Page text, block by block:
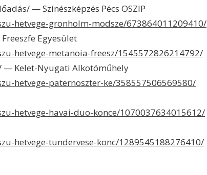
— Színészképzés Pécs OSZIP
hetvege-gronholm-modsze/673864011209410/
Egyesület
hetvege-metanoia-freesz/1545572826214792/
— Kelet-Nyugati Alkotóműhely
hetvege-paternoszter-ke/358557506569580/
hetvege-havai-duo-konce/1070037634015612/
hetvege-tundervese-konc/1289545188276410/